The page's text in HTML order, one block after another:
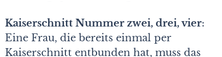
Kaiserschnitt Nummer zwei, drei, vier:
Eine Frau, die bereits einmal per
Kaiserschnitt entbunden hat, muss das